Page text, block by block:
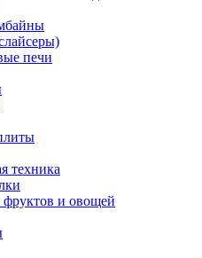
печи
техника
и овощей